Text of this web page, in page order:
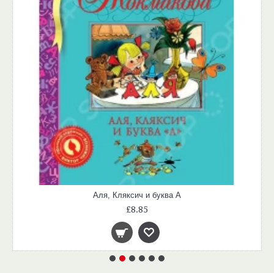
Аля, Кляксич и буква А
£8.85